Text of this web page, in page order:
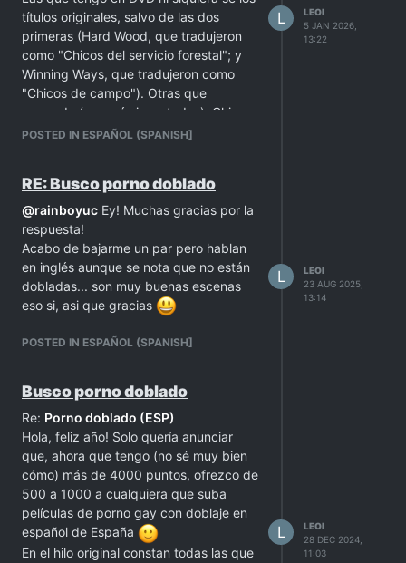
títulos originales, salvo de las dos
primeras (Hard Wood, que tradujeron
como "Chicos del servicio forestal"; y
Winning Ways, que tradujeron como
"Chicos de campo"). Otras que
recuerde (y no sé si son todas): Chicos
de la jungla, Cambio tronco por tranca,
si alguien más la quiere:
https://www.gaytor.rent/details.php?
POSTED IN ESPAÑOL (SPANISH]
L
LEOI
5 JAN 2026,
13:22
RE: Busco porno doblado
@rainboyuc Ey! Muchas gracias por la
respuesta!
Acabo de bajarme un par pero hablan
en inglés aunque se nota que no están
dobladas... son muy buenas escenas
eso si, asi que gracias
POSTED IN ESPAÑOL (SPANISH]
L
LEOI
23 AUG 2025,
13:14
Busco porno doblado
Re: Porno doblado (ESP)
Hola, feliz año! Solo quería anunciar
que, ahora que tengo (no sé muy bien
cómo) más de 4000 puntos, ofrezco de
500 a 1000 a cualquiera que suba
películas de porno gay con doblaje en
español de España
En el hilo original constan todas las que
L
LEOI
28 DEC 2024,
11:03